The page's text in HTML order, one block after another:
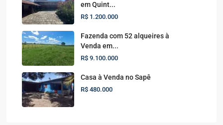
em Quint...
R$ 1.200.000
Fazenda com 52 alqueires à
Venda em...
R$ 9.100.000
Casa à Venda no Sapê
R$ 480.000